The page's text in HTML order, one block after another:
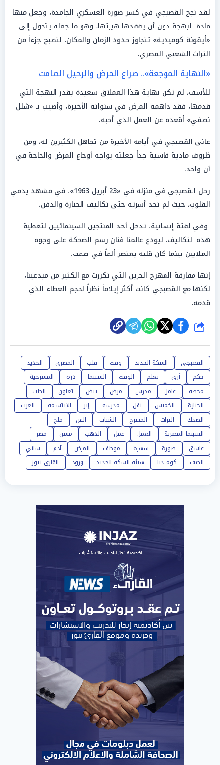
لقد نجح القصبجي في كسر صورة العسكري الجامدة، وجعل منها
مادة للبهجة دون أن يفقدها هيبتها، وهو ما جعله يتحول إلى
«أيقونة كوميدية» تتجاوز حدود الزمان والمكان، لتصبح جزءاً من
التراث الشعبي المصري.
«النهاية الموجعة».. صراع المرض والرحيل الصامت
للأسف، لم تكن نهاية هذا العملاق سعيدة بقدر البهجة التي
قدمها، فقد داهمه المرض في سنواته الأخيرة، وأصيب بـ «شلل
نصفي» أقعده عن العمل الذي أحبه.
عانى القصبجي في أيامه الأخيرة من تجاهل الكثيرين له، ومن
ظروف مادية قاسية جداً جعلته يواجه أوجاع المرض والحاجة في
آن واحد.
رحل القصبجي في منزله في «23 أبريل 1963»، في مشهد يدمي
القلوب، حيث لم تجد أسرته حتى تكاليف الجنازة والدفن.
وفي لفتة إنسانية، تدخل أحد المنتجين السينمائيين لتغطية
هذه التكاليف، ليودع عالمنا فنان رسم الضحكة على وجوه
الملايين بينما كان قلبه يعتصر ألماً في صمت.
إنها مفارقة المهرج الحزين التي تكررت مع الكثير من مبدعينا،
لكنها مع القصبجي كانت أكثر إيلاماً نظراً لحجم العطاء الذي
قدمه.
شارك
القصبجي السكة الحديد وقت قلب المصري
الحديد
حكم
أرق تعلم الوقت السينما درة
المسرحية
محطة
عامل مدرس مرض بيض تعاون
الطب
الجنازة
الخميس نقل مدرسة إبر الابتسامة
العرب
الضحك
التراث المسرح الشباب الفن
ملح
السينما المصرية
العمل عمل الذهب مسن
مصر
عاشق
صورة شهرة موظف المرض آدم
ساني
الصف
كوميديا هيئة السكة الحديد ورود القارئ نيوز